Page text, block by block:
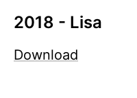
2018 - Lisa
Download